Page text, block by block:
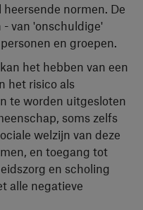
normen. De
van 'onschuldige'
en groepen.
het hebben van een
het risico als
te worden uitgesloten
soms zelfs
welzijn van deze
en toegang tot
en scholing
alle negatieve